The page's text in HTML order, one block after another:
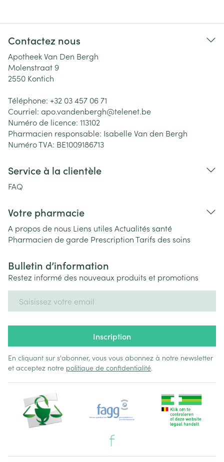
Contactez nous
Apotheek Van Den Bergh
Molenstraat 9
2550 Kontich
Téléphone: +32 03 457 06 71
Courriel: apo.vandenbergh@telenet.be
Numéro de licence: 113102
Pharmacien responsable: Isabelle Van den Bergh
Numéro TVA: BE1009186713
Service à la clientèle
FAQ
Votre pharmacie
A propos de nous Liens utiles Actualités santé
Pharmacien de garde PrescriptionTarifs des soins
Bulletin d’information
Restez informé des nouveaux produits et promotions
Inscription
En cliquant sur s'abonner, vous vous abonnez à notre newsletter
et acceptez notre politique de confidentialité.